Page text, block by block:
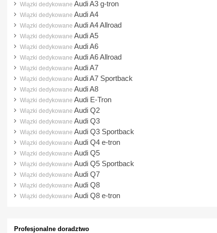
Wiązki dedykowane Audi A3 g-tron
Wiązki dedykowane Audi A4
Wiązki dedykowane Audi A4 Allroad
Wiązki dedykowane Audi A5
Wiązki dedykowane Audi A6
Wiązki dedykowane Audi A6 Allroad
Wiązki dedykowane Audi A7
Wiązki dedykowane Audi A7 Sportback
Wiązki dedykowane Audi A8
Wiązki dedykowane Audi E-Tron
Wiązki dedykowane Audi Q2
Wiązki dedykowane Audi Q3
Wiązki dedykowane Audi Q3 Sportback
Wiązki dedykowane Audi Q4 e-tron
Wiązki dedykowane Audi Q5
Wiązki dedykowane Audi Q5 Sportback
Wiązki dedykowane Audi Q7
Wiązki dedykowane Audi Q8
Wiązki dedykowane Audi Q8 e-tron
Profesjonalne doradztwo